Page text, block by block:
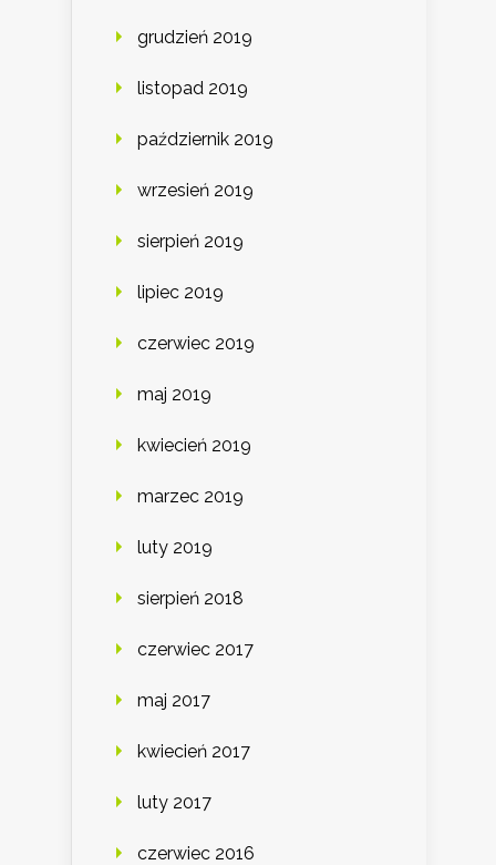
grudzień 2019
listopad 2019
październik 2019
wrzesień 2019
sierpień 2019
lipiec 2019
czerwiec 2019
maj 2019
kwiecień 2019
marzec 2019
luty 2019
sierpień 2018
czerwiec 2017
maj 2017
kwiecień 2017
luty 2017
czerwiec 2016